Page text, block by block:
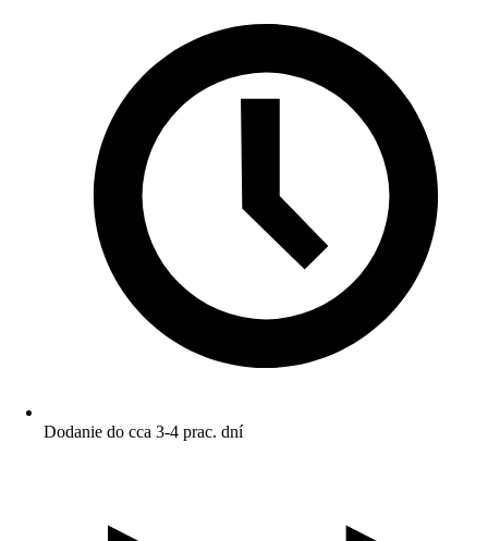
Dodanie do cca 3-4 prac. dní